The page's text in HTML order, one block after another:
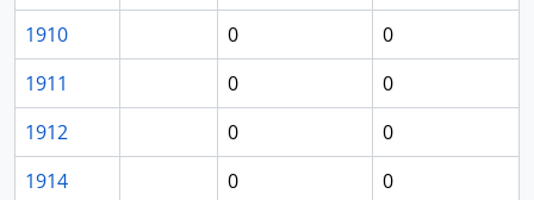
1910
0
0
1911
0
0
1912
0
0
1914
0
0